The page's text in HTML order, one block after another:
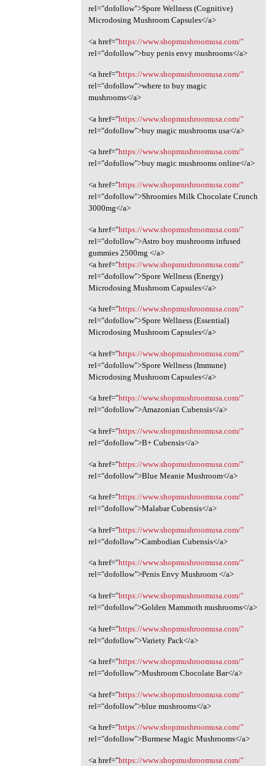
rel="dofollow">Spore Wellness (Cognitive)
Microdosing Mushroom Capsules</a>
<a href="https://www.shopmushroomusa.com/"
rel="dofollow">buy penis envy mushrooms</a>
<a href="https://www.shopmushroomusa.com/"
rel="dofollow">where to buy magic
mushrooms</a>
<a href="https://www.shopmushroomusa.com/"
rel="dofollow">buy magic mushrooms usa</a>
<a href="https://www.shopmushroomusa.com/"
rel="dofollow">buy magic mushrooms online</a>
<a href="https://www.shopmushroomusa.com/"
rel="dofollow">Shroomies Milk Chocolate Crunch
3000mg</a>
<a href="https://www.shopmushroomusa.com/"
rel="dofollow">Astro boy mushrooms infused
gummies 2500mg </a>
<a href="https://www.shopmushroomusa.com/"
rel="dofollow">Spore Wellness (Energy)
Microdosing Mushroom Capsules</a>
<a href="https://www.shopmushroomusa.com/"
rel="dofollow">Spore Wellness (Essential)
Microdosing Mushroom Capsules</a>
<a href="https://www.shopmushroomusa.com/"
rel="dofollow">Spore Wellness (Immune)
Microdosing Mushroom Capsules</a>
<a href="https://www.shopmushroomusa.com/"
rel="dofollow">Amazonian Cubensis</a>
<a href="https://www.shopmushroomusa.com/"
rel="dofollow">B+ Cubensis</a>
<a href="https://www.shopmushroomusa.com/"
rel="dofollow">Blue Meanie Mushroom</a>
<a href="https://www.shopmushroomusa.com/"
rel="dofollow">Malabar Cubensis</a>
<a href="https://www.shopmushroomusa.com/"
rel="dofollow">Cambodian Cubensis</a>
<a href="https://www.shopmushroomusa.com/"
rel="dofollow">Penis Envy Mushroom </a>
<a href="https://www.shopmushroomusa.com/"
rel="dofollow">Golden Mammoth mushrooms</a>
<a href="https://www.shopmushroomusa.com/"
rel="dofollow">Variety Pack</a>
<a href="https://www.shopmushroomusa.com/"
rel="dofollow">Mushroom Chocolate Bar</a>
<a href="https://www.shopmushroomusa.com/"
rel="dofollow">blue mushrooms</a>
<a href="https://www.shopmushroomusa.com/"
rel="dofollow">Burmese Magic Mushrooms</a>
<a href="https://www.shopmushroomusa.com/"